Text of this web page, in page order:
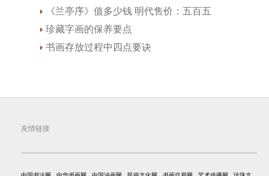
《兰亭序》值多少钱 明代售价：五百五
珍藏字画的保养要点
书画存放过程中四点要诀
友情链接